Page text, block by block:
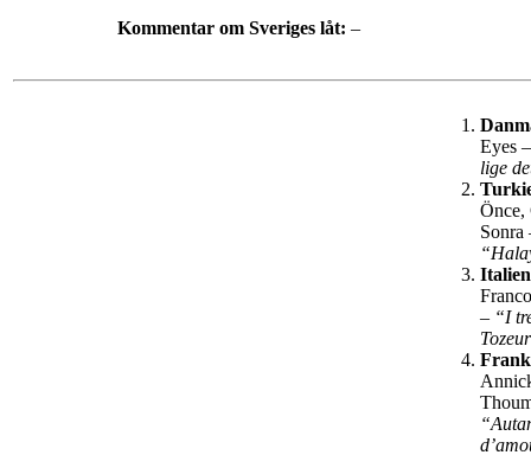
Kommentar om Sveriges låt: –
Eyes
lige
Önce,
Sonra
Italien
– “I